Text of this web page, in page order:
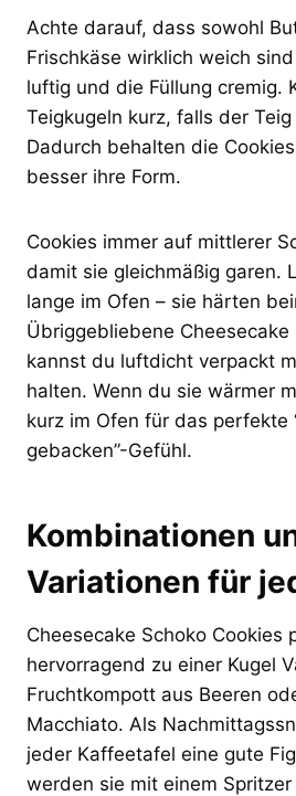
Achte darauf, dass sowohl
Frischkäse wirklich weich
luftig und die Füllung cremig.
Teigkugeln kurz, falls der
Dadurch behalten die
besser ihre Form.
Cookies immer auf mittlerer
damit sie gleichmäßig garen.
lange im Ofen – sie härten
Übriggebliebene Cheesecake
kannst du luftdicht verpackt
halten. Wenn du sie wärmer
kurz im Ofen für das perfekte
gebacken”-Gefühl.
Kombinationen
Variationen für
Cheesecake Schoko Cookies
hervorragend zu einer Kugel
Fruchtkompott aus Beeren
Macchiato. Als
jeder Kaffeetafel eine gute
werden sie mit einem